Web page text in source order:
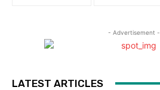
- Advertisement -
LATEST ARTICLES